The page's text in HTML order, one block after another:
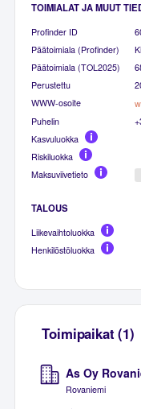
TOIMIALAT JA MUUT
Profinder ID
Päätoimiala (Profinder)
Päätoimiala (TOL2025)
Perustettu
WWW-osoite
Puhelin
Kasvuluokka
Riskiluokka
Maksuviivetieto
TALOUS
Liikevaihtoluokka
Henkilöstöluokka
Toimipaikat (1)
As Oy
Rovaniemi